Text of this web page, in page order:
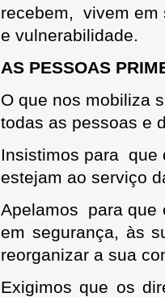
recebem, vivem em
e vulnerabilidade.
AS PESSOAS
O que nos mobiliza
todas as pessoas e
Insistimos para que
estejam ao serviço
Apelamos para que
em segurança, às
reorganizar a sua
Exigimos que os